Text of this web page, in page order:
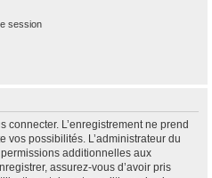
session
connecter. L’enregistrement ne prend
vos possibilités. L’administrateur du
additionnelles aux
assurez-vous d’avoir pris